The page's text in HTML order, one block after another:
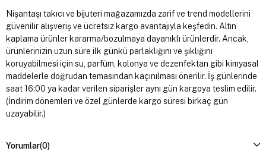
Nişantaşı takıcı ve bijuteri mağazamızda zarif ve trend modellerini
güvenilir alışveriş ve ücretsiz kargo avantajıyla keşfedin. Altın
kaplama ürünler kararma/bozulmaya dayanıklı ürünlerdir. Ancak,
ürünlerinizin uzun süre ilk günkü parlaklığını ve şıklığını
koruyabilmesi için su, parfüm, kolonya ve dezenfektan gibi kimyasal
maddelerle doğrudan temasından kaçınılması önerilir. İş günlerinde
saat 16:00 ya kadar verilen siparişler aynı gün kargoya teslim edilir.
(İndirim dönemleri ve özel günlerde kargo süresi birkaç gün
uzayabilir.)
Yorumlar(0)